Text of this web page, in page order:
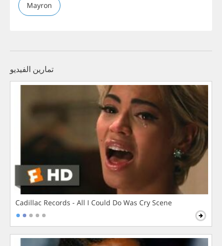
Mayron
تمارين الفيديو
Cadillac Records - All I Could Do Was Cry Scene